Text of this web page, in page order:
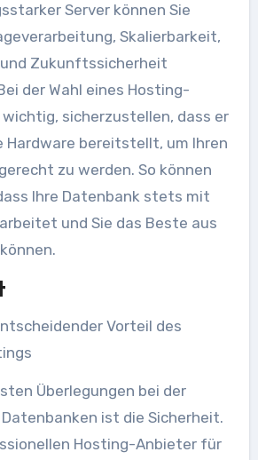
Server können Sie
Skalierbarkeit,
Zukunftssicherheit
der Wahl eines Hosting-
sicherzustellen, dass er
Hardware bereitstellt, um Ihren
zu werden. So können
Ihre Datenbank stets mit
und Sie das Beste aus
Vorteil des
Überlegungen bei der
ist die Sicherheit.
Hosting-Anbieter für